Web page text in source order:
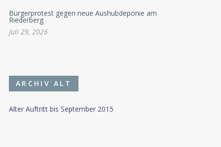
Bürgerprotest gegen neue Aushubdeponie am
Riederberg
Juli 29, 2026
ARCHIV ALT
Alter Auftritt bis September 2015